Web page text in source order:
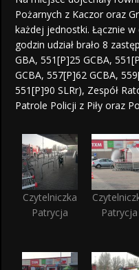
Pożarnych z Kaczor oraz
każdej jednostki. Łącznie w
godzin udział brało 8
GBA, 551[P]25 GCBA,
GCBA, 557[P]62 GCBA,
551[P]90 SLRr), Zespół
Patrole Policji z Piły oraz
Czytelniczka
Patrycja
Patrycja